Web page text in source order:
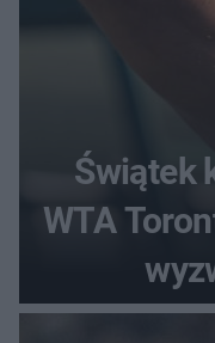
Świątek
WTA